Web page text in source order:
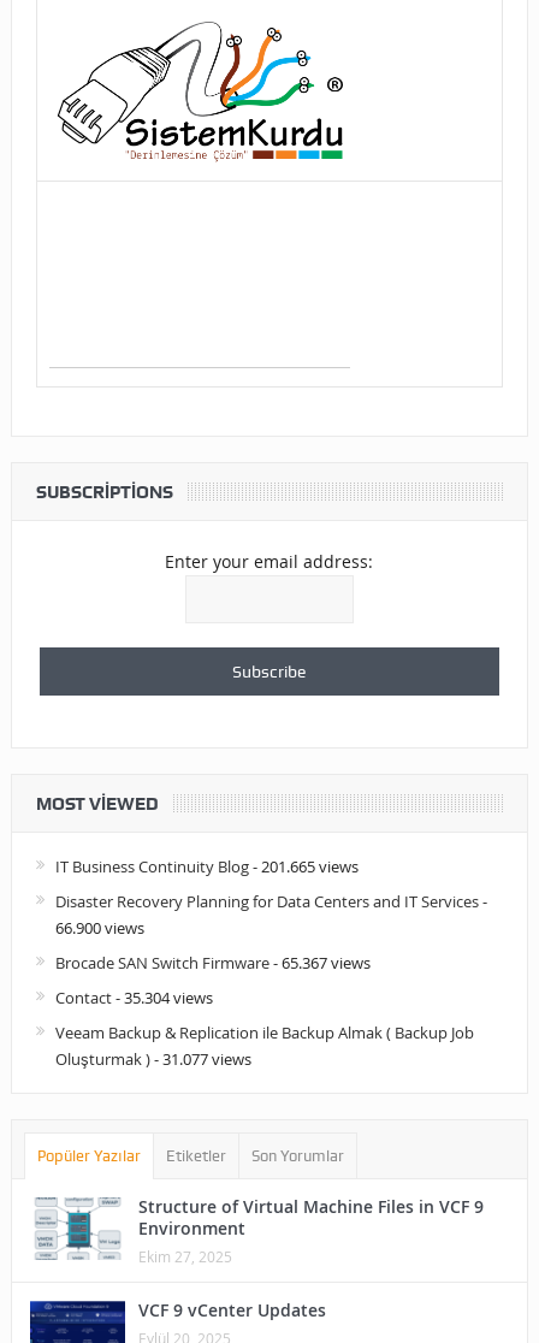
SUBSCRIPTIONS
Enter your email address:
MOST VIEWED
IT Business Continuity Blog- 201.665 views
Disaster Recovery Planning for Data Centers and IT Services-
66.900 views
Brocade SAN Switch Firmware- 65.367 views
Contact- 35.304 views
Veeam Backup & Replication ile Backup Almak ( Backup Job
Oluşturmak )- 31.077 views
Popüler Yazılar Etiketler Son Yorumlar
Structure of Virtual Machine Files in VCF 9
Environment
Ekim 27, 2025
VCF 9 vCenter Updates
Eylül 20, 2025